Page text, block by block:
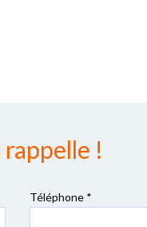
!
Téléphone *